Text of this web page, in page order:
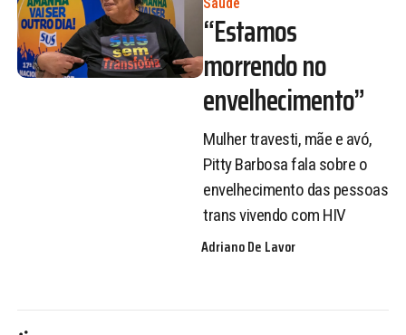
“Estamos
morrendo no
envelhecimento”
Mulher travesti, mãe e avó,
Pitty Barbosa fala sobre o
envelhecimento das pessoas
trans vivendo com HIV
Adriano De Lavor